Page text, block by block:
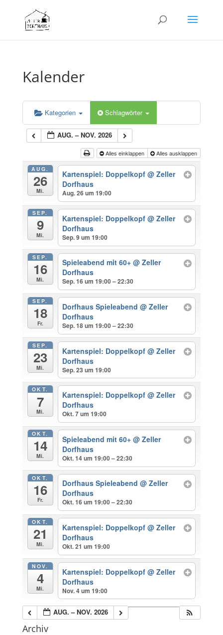
Kalender
Kategorien Schlagwörter
AUG. – NOV. 2026
Alles einklappen Alles ausklappen
AUG.
26
Mi.
Kartenspiel: Doppelkopf@ Zeller
Dorfhaus
Aug. 26 um 19:00
SEP.
9
Mi.
Kartenspiel: Doppelkopf@ Zeller
Dorfhaus
Sep. 9 um 19:00
SEP.
16
Mi.
Spieleabend mit 60+@ Zeller
Dorfhaus
Sep. 16 um 19:00 – 22:30
SEP.
18
Fr.
Dorfhaus Spieleabend@ Zeller
Dorfhaus
Sep. 18 um 19:00 – 22:30
SEP.
23
Mi.
Kartenspiel: Doppelkopf@ Zeller
Dorfhaus
Sep. 23 um 19:00
OKT.
7
Mi.
Kartenspiel: Doppelkopf@ Zeller
Dorfhaus
Okt. 7 um 19:00
OKT.
14
Mi.
Spieleabend mit 60+@ Zeller
Dorfhaus
Okt. 14 um 19:00 – 22:30
OKT.
16
Fr.
Dorfhaus Spieleabend@ Zeller
Dorfhaus
Okt. 16 um 19:00 – 22:30
OKT.
21
Mi.
Kartenspiel: Doppelkopf@ Zeller
Dorfhaus
Okt. 21 um 19:00
NOV.
4
Mi.
Kartenspiel: Doppelkopf@ Zeller
Dorfhaus
Nov. 4 um 19:00
AUG. – NOV. 2026
Archiv